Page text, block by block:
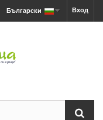
Вход
Български